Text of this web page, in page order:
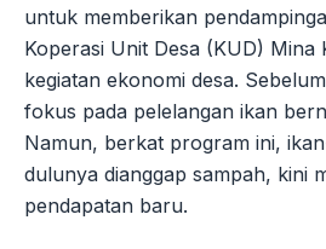
untuk memberikan
Koperasi Unit Desa (KUD) Mina
kegiatan ekonomi desa.
fokus pada pelelangan ikan
Namun, berkat program ini,
dulunya dianggap sampah, kini
pendapatan baru.